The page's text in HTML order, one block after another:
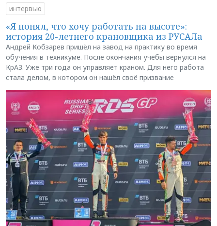
интервью
«Я понял, что хочу работать на высоте»:
история 20-летнего крановщика из РУСАЛа
Андрей Кобзарев пришёл на завод на практику во время
обучения в техникуме. После окончания учёбы вернулся на
КрАЗ. Уже три года он управляет краном. Для него работа
стала делом, в котором он нашёл своё призвание